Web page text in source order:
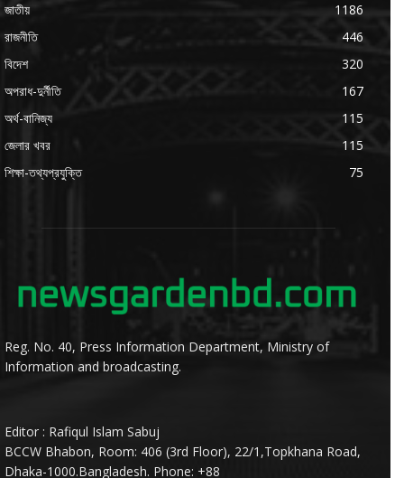
জাতীয়
1186
রাজনীতি
446
বিদেশ
320
অপরাধ-দুর্নীতি
167
অর্থ-বানিজ্য
115
জেলার খবর
115
শিক্ষা-তথ্যপ্রযুক্তি
75
Reg. No. 40, Press Information Department, Ministry of
Information and broadcasting.
Editor : Rafiqul Islam Sabuj
BCCW Bhabon, Room: 406 (3rd Floor), 22/1,Topkhana Road,
Dhaka-1000.Bangladesh. Phone: +88